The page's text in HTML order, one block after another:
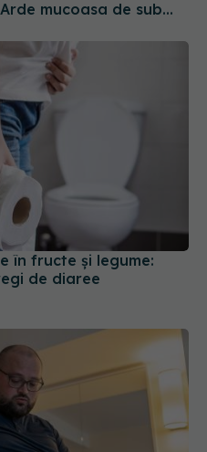
în fructe și legume:
de diaree